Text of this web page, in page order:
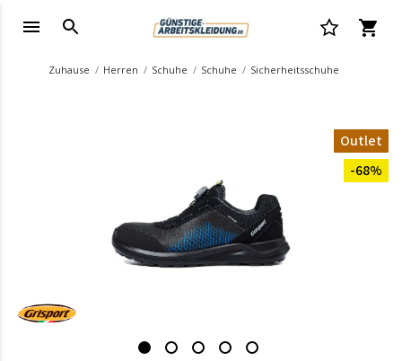
Zuhause Herren Schuhe Schuhe Sicherheitsschuhe
Outlet
-68%